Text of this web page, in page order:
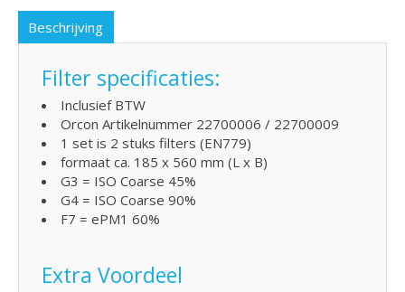
Beschrijving
Filter specificaties:
Inclusief BTW
Orcon Artikelnummer 22700006 / 22700009
1 set is 2 stuks filters (EN779)
formaat ca. 185 x 560 mm (L x B)
G3 = ISO Coarse 45%
G4 = ISO Coarse 90%
F7 = ePM1 60%
Extra Voordeel